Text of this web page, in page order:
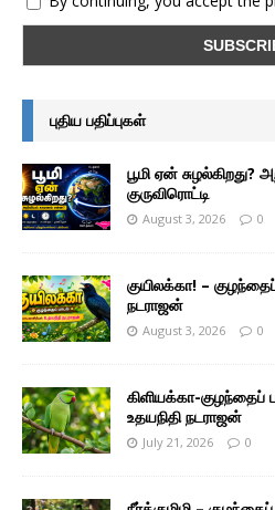
புதிய பதிப்புகள்
பூமி ஏன்
குருவிரொட்டி
August 3, 2026 0
குயிலக்கா! –
நடராஜன்
August 3, 2026 0
கிளியக்கா-குழந்தைப்
உதயநிதி நடராஜன்
July 21, 2026 0